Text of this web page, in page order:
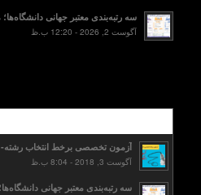
سه رتبه‌بندی معتبر جهانی
آگوست 2, 2026 - 12:20 ب.ظ
آزمون تخصصی برخط انتخاب رشته-
آگوست 3, 2018 - 8:04 ب.ظ
سه رتبه‌بندی معتبر جهانی